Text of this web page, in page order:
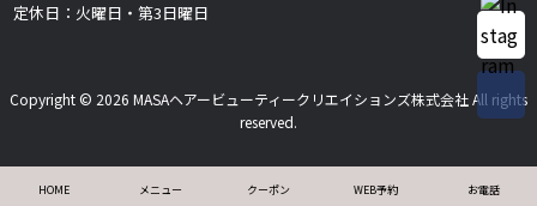
定休日：火曜日・第3日曜日
HOME メニュー クーポン WEB予約 お電話
Copyright © 2026 MASAヘアービューティークリエイションズ株式会社 All rights
reserved.